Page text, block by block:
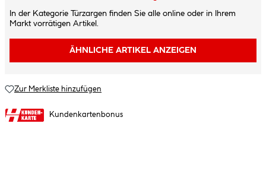
In der Kategorie Türzargen finden Sie alle online oder in Ihrem
Markt vorrätigen Artikel.
ÄHNLICHE ARTIKEL ANZEIGEN
Zur Merkliste hinzufügen
Kundenkartenbonus